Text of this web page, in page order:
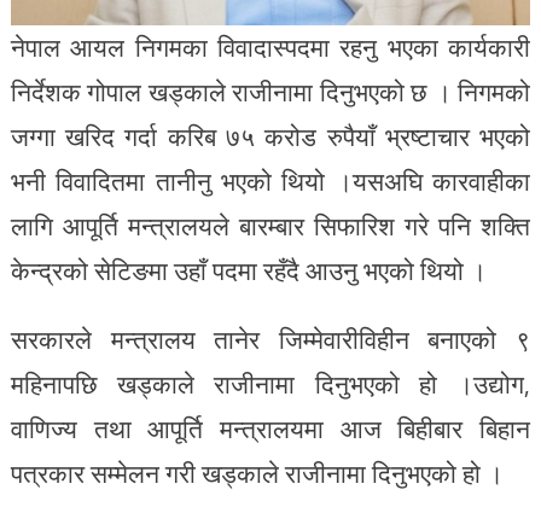
नेपाल आयल निगमका विवादास्पदमा रहनु भएका कार्यकारी
निर्देशक गोपाल खड्काले राजीनामा दिनुभएको छ । निगमको
जग्गा खरिद गर्दा करिब ७५ करोड रुपैयाँ भ्रष्टाचार भएको
भनी विवादितमा तानीनु भएको थियो ।यसअघि कारवाहीका
लागि आपूर्ति मन्त्रालयले बारम्बार सिफारिश गरे पनि शक्ति
केन्द्रको सेटिङमा उहाँ पदमा रहँदै आउनु भएको थियो ।
सरकारले मन्त्रालय तानेर जिम्मेवारीविहीन बनाएको ९
महिनापछि खड्काले राजीनामा दिनुभएको हो ।उद्योग,
वाणिज्य तथा आपूर्ति मन्त्रालयमा आज बिहीबार बिहान
पत्रकार सम्मेलन गरी खड्काले राजीनामा दिनुभएको हो ।